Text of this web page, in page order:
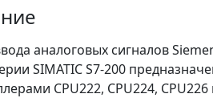
аналоговых сигналов
SIMATIC S7-200
CPU222, CPU224,